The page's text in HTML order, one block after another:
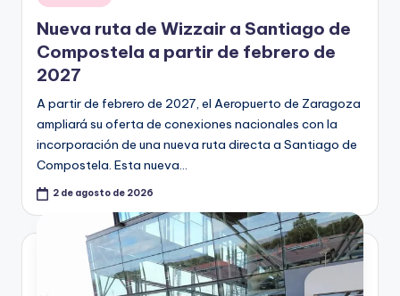
en
Nueva ruta de Wizzair a Santiago de
Compostela a partir de febrero de
2027
A partir de febrero de 2027, el Aeropuerto de Zaragoza
ampliará su oferta de conexiones nacionales con la
incorporación de una nueva ruta directa a Santiago de
Compostela. Esta nueva…
2 de agosto de 2026